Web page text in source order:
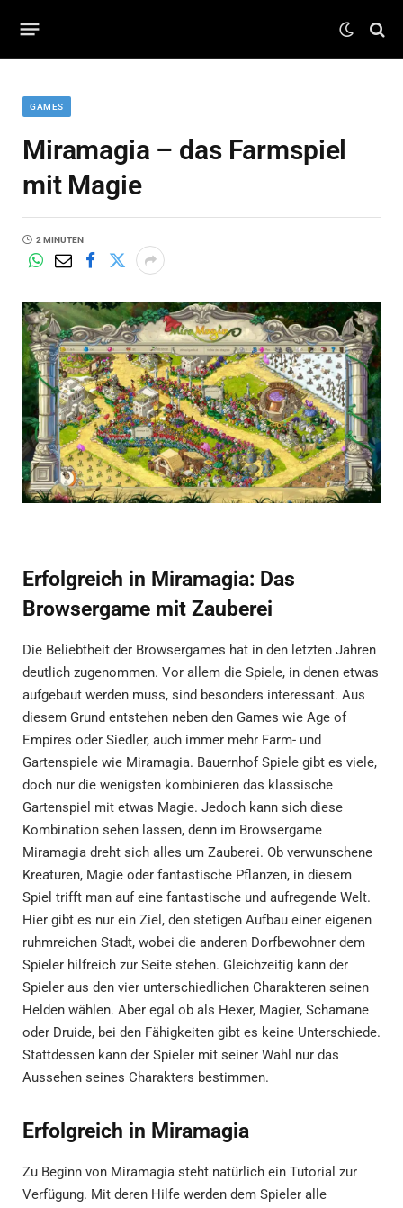
GAMES
Miramagia – das Farmspiel
mit Magie
2 MINUTEN
Erfolgreich in Miramagia: Das
Browsergame mit Zauberei
Die Beliebtheit der Browsergames hat in den letzten Jahren
deutlich zugenommen. Vor allem die Spiele, in denen etwas
aufgebaut werden muss, sind besonders interessant. Aus
diesem Grund entstehen neben den Games wie Age of
Empires oder Siedler, auch immer mehr Farm- und
Gartenspiele wie Miramagia. Bauernhof Spiele gibt es viele,
doch nur die wenigsten kombinieren das klassische
Gartenspiel mit etwas Magie. Jedoch kann sich diese
Kombination sehen lassen, denn im Browsergame
Miramagia dreht sich alles um Zauberei. Ob verwunschene
Kreaturen, Magie oder fantastische Pflanzen, in diesem
Spiel trifft man auf eine fantastische und aufregende Welt.
Hier gibt es nur ein Ziel, den stetigen Aufbau einer eigenen
ruhmreichen Stadt, wobei die anderen Dorfbewohner dem
Spieler hilfreich zur Seite stehen. Gleichzeitig kann der
Spieler aus den vier unterschiedlichen Charakteren seinen
Helden wählen. Aber egal ob als Hexer, Magier, Schamane
oder Druide, bei den Fähigkeiten gibt es keine Unterschiede.
Stattdessen kann der Spieler mit seiner Wahl nur das
Aussehen seines Charakters bestimmen.
Erfolgreich in Miramagia
Zu Beginn von Miramagia steht natürlich ein Tutorial zur
Verfügung. Mit deren Hilfe werden dem Spieler alle